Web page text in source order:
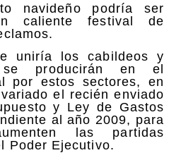
navideño podría ser
caliente festival de
uniría los cabildeos y
se producirán en el
por estos sectores, en
el recién enviado
y Ley de Gastos
al año 2009, para
las partidas
Poder Ejecutivo.